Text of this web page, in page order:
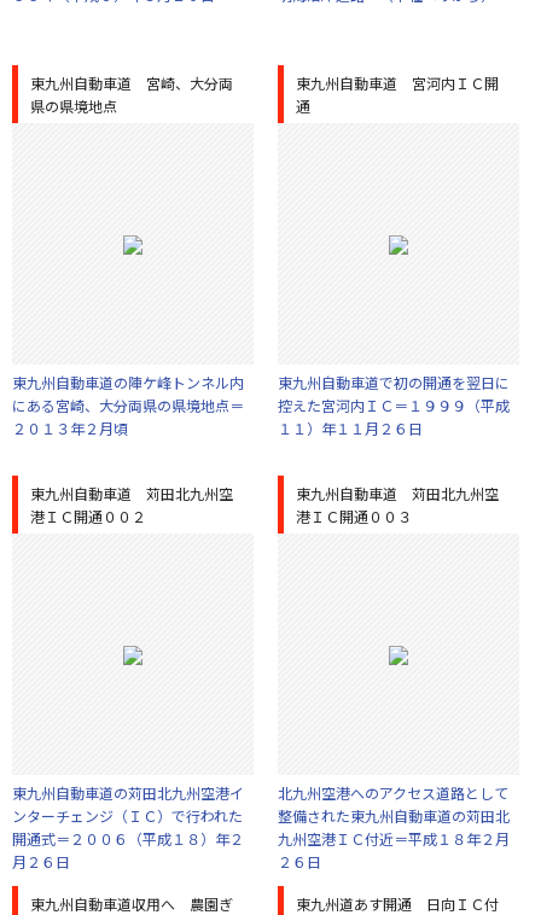
東九州自動車道 宮崎、大分両
県の県境地点
東九州自動車道の陣ケ峰トンネル内
にある宮崎、大分両県の県境地点＝
２０１３年２月頃
東九州自動車道 宮河内ＩＣ開
通
東九州自動車道で初の開通を翌日に
控えた宮河内ＩＣ＝１９９９（平成
１１）年１１月２６日
東九州自動車道 苅田北九州空
港ＩＣ開通００２
東九州自動車道の苅田北九州空港イ
ンターチェンジ（ＩＣ）で行われた
開通式＝２００６（平成１８）年２
月２６日
東九州自動車道 苅田北九州空
港ＩＣ開通００３
北九州空港へのアクセス道路として
整備された東九州自動車道の苅田北
九州空港ＩＣ付近＝平成１８年２月
２６日
東九州自動車道収用へ 農園ぎ
東九州道あす開通 日向ＩＣ付